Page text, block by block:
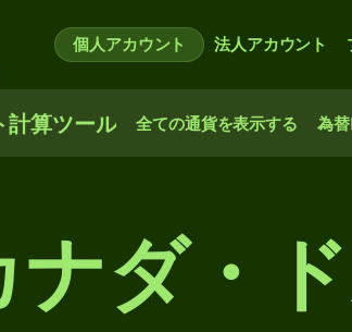
個人アカウント 法人アカウント
計算ツール 全ての通貨を表示する 為
ナダ・